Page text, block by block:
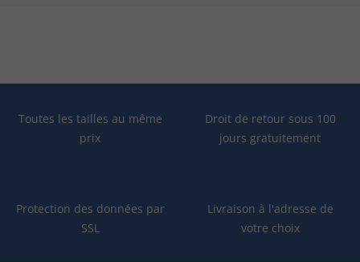
Toutes les tailles au même
prix
Droit de retour sous 100
jours gratuitement
Protection des données par
SSL
Livraison à l'adresse de
votre choix